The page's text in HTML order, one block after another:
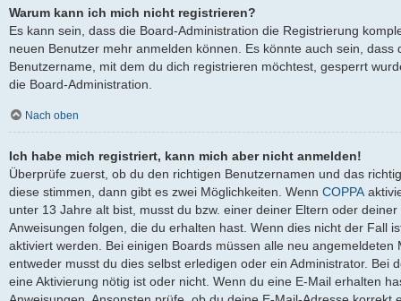
Warum kann ich mich nicht registrieren?
Es kann sein, dass die Board-Administration die Registrierung
neuen Benutzer mehr anmelden können. Es könnte auch sein, dass
Benutzername, mit dem du dich registrieren möchtest, gesperrt
die Board-Administration.
Nach oben
Ich habe mich registriert, kann mich aber nicht anmelden!
Überprüfe zuerst, ob du den richtigen Benutzernamen und das
diese stimmen, dann gibt es zwei Möglichkeiten. Wenn COPPA
unter 13 Jahre alt bist, musst du bzw. einer deiner Eltern oder
Anweisungen folgen, die du erhalten hast. Wenn dies nicht der Fall
aktiviert werden. Bei einigen Boards müssen alle neu
entweder musst du dies selbst erledigen oder ein Administrator. Bei
eine Aktivierung nötig ist oder nicht. Wenn du eine E-Mail erhalten